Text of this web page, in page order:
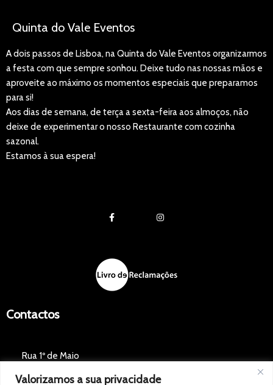
Valorizamos a sua privacidade
Quinta do Vale Eventos
A dois passos de Lisboa, na Quinta do Vale Eventos organizarmos
a festa com que sempre sonhou. Deixe tudo nas nossas mãos e
aproveite ao máximo os momentos especiais que preparamos
para si!
Aos dias de semana, de terça a sexta-feira aos almoços, não
deixe de experimentar o nosso Restaurante com cozinha
sazonal.
Estamos à sua espera!
Contactos
Rua 1º de Maio
2660-115 Santo Antão do Tojal